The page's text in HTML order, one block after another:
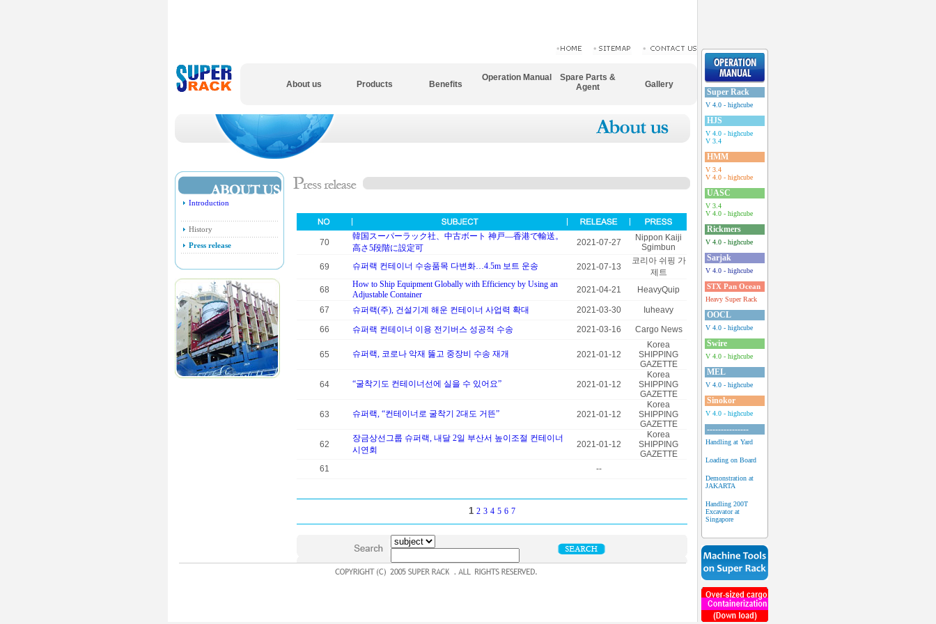
About us Products Benefits
Operation Manual
Spare Parts &
Agent
Gallery
Introduction
History
Press release
70
韓国スーパーラック社、中古ボート 神戸―香港で輸送。
高さ5段階に設定可
2021-07-27
Nippon Kaiji
Sgimbun
69
슈퍼랙 컨테이너 수송품목 다변화…4.5m 보트 운송 2021-07-13
코리아 쉬핑 가
제트
68
How to Ship Equipment Globally with Efficiency by Using an
Adjustable Container
2021-04-21 HeavyQuip
67 슈퍼랙(주), 건설기계 해운 컨테이너 사업력 확대 2021-03-30
Iuheavy
66
슈퍼랙 컨테이너 이용 전기버스 성공적 수송 2021-03-16 Cargo News
65 슈퍼랙, 코로나 악재 뚫고 중장비 수송 재개 2021-01-12
Korea
SHIPPING
GAZETTE
64 “굴착기도 컨테이너선에 실을 수 있어요” 2021-01-12
Korea
SHIPPING
GAZETTE
63 슈퍼랙, “컨테이너로 굴착기 2대도 거뜬” 2021-01-12
Korea
SHIPPING
GAZETTE
62
장금상선그룹 슈퍼랙, 내달 2일 부산서 높이조절 컨테이너
시연회
2021-01-12
Korea
SHIPPING
GAZETTE
61
--
1 2 3 4 5 6 7
Super Rack
V 4.0 - highcube
HJS
V 4.0 - highcube
V 3.4
HMM
V 3.4
V 4.0 - highcube
UASC
V 3.4
V 4.0 - highcube
Rickmers
V 4.0 - highcube
Sarjak
V 4.0 - highcube
STX Pan Ocean
Heavy Super Rack
OOCL
V 4.0 - highcube
Swire
V 4.0 - highcube
MEL
V 4.0 - highcube
Sinokor
V 4.0 - highcube
---------------
Handling at Yard
Loading on Board
Demonstration at
JAKARTA
Handling 200T
Excavator at
Singapore